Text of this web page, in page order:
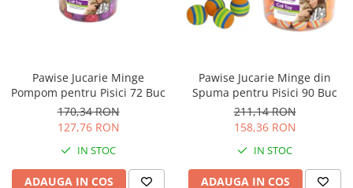
Genti, Custi Transport
Antiparazitare
Solutii educative si antistres
Hrana Raw
Lapte pentru Pisici
Cosuri, Culcusuri si Perne
Sisaluri si Ansambluri de Joaca
Nisip, Silicat si Asternuturi pentru
Pisici
Pawise Jucarie Minge
Pompom pentru Pisici 72 Buc
170,34 RON
127,76 RON
IN STOC
ADAUGA IN COS
Pawise Jucarie Minge din
Spuma pentru Pisici 90 Buc
211,14 RON
158,36 RON
IN STOC
ADAUGA IN COS